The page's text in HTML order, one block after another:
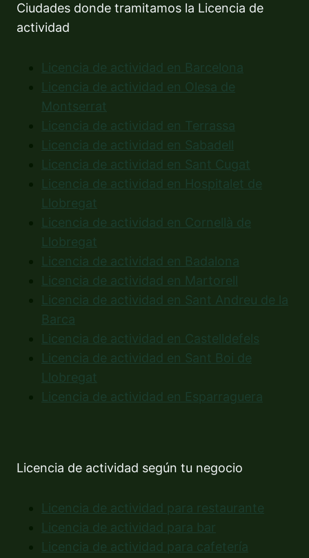
Ciudades donde tramitamos la Licencia de
actividad
Licencia de actividad en Barcelona
Licencia de actividad en Olesa de
Montserrat
Licencia de actividad en Terrassa
Licencia de actividad en Sabadell
Licencia de actividad en Sant Cugat
Licencia de actividad en Hospitalet de
Llobregat
Licencia de actividad en Cornellà de
Llobregat
Licencia de actividad en Badalona
Licencia de actividad en Martorell
Licencia de actividad en Sant Andreu de la
Barca
Licencia de actividad en Castelldefels
Licencia de actividad en Sant Boi de
Llobregat
Licencia de actividad en Esparraguera
Licencia de actividad según tu negocio
Licencia de actividad para restaurante
Licencia de actividad para bar
Licencia de actividad para cafetería